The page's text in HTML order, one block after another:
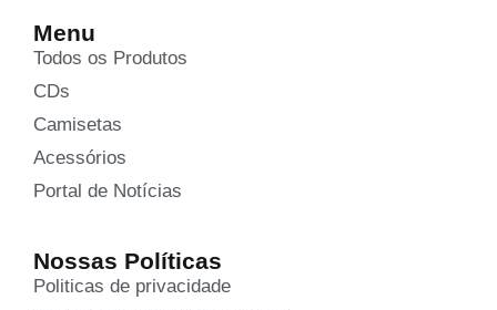
Menu
Todos os Produtos
CDs
Camisetas
Acessórios
Portal de Notícias
Nossas Políticas
Politicas de privacidade